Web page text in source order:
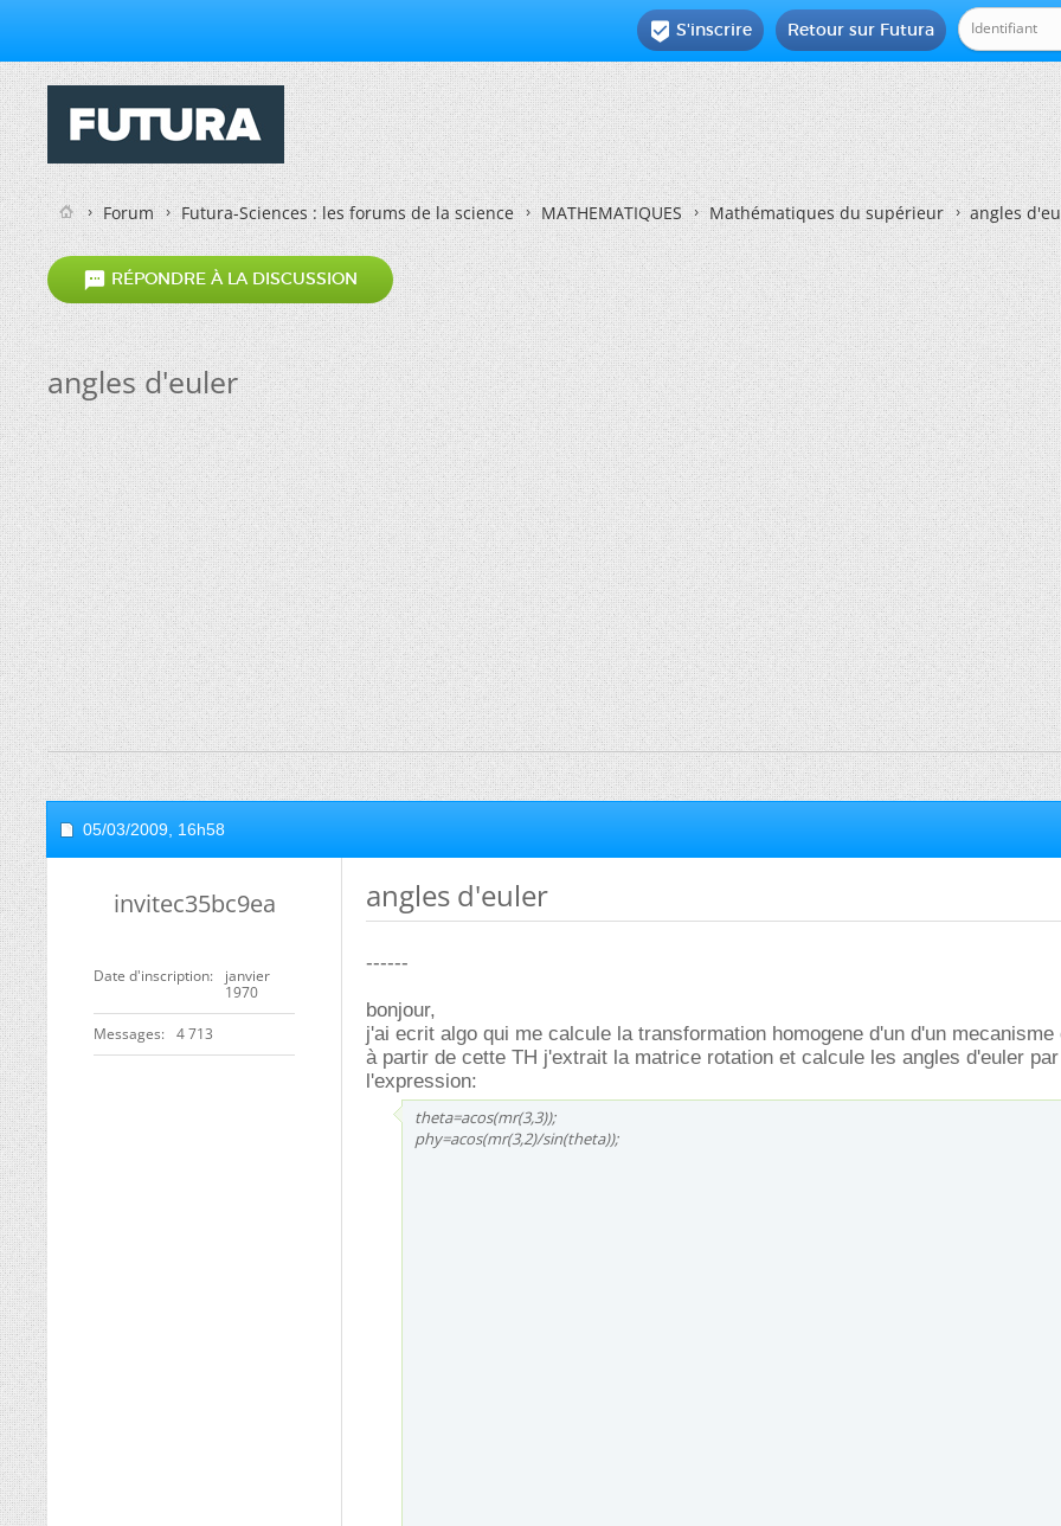
Retour sur Futura
 S'inscrire
Forum Futura-Sciences : les forums de la science MATHEMATIQUES Mathématiques du supérieur angles
 RÉPONDRE À LA DISCUSSION
angles d'euler
05/03/2009, 16h58
invitec35bc9ea
Date d'inscription
janvier
1970
Messages 4 713
angles d'euler
------
bonjour,
j'ai ecrit algo qui me calcule la transformation homogene d'un d'un mecanisme
à partir de cette TH j'extrait la matrice rotation et calcule les angles d'euler par
l'expression:
theta=acos(mr(3,3));
phy=acos(mr(3,2)/sin(theta));